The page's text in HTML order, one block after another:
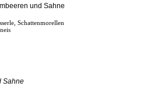
und Sahne
Schattenmorellen
Sahne